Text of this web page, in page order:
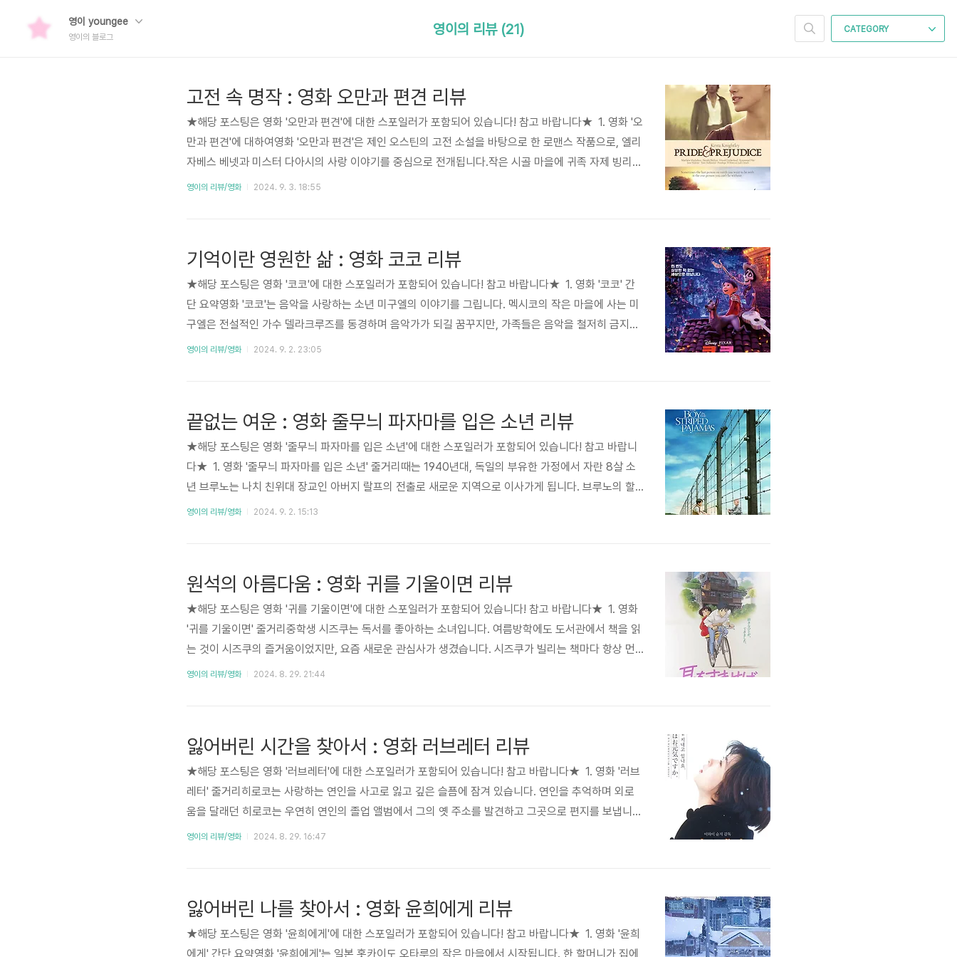
영이 youngee
영이의 블로그
CATEGORY
영이의 리뷰 (21)
고전 속 명작 : 영화 오만과 편견 리뷰
★해당 포스팅은 영화 '오만과 편견'에 대한 스포일러가 포함되어 있습니다! 참고 바랍니다★ 1. 영화 '오
만과 편견'에 대하여영화 '오만과 편견'은 제인 오스틴의 고전 소설을 바탕으로 한 로맨스 작품으로, 엘리
자베스 베넷과 미스터 다아시의 사랑 이야기를 중심으로 전개됩니다.작은 시골 마을에 귀족 자제 빙리가
이사 오면서, 다섯 딸을 둔 베넷 가문은 그와의 인연을 기대하게 됩니다. 특히, 무도회에서 베넷 가의 차
영이의 리뷰/영화 2024. 9. 3. 18:55
기억이란 영원한 삶 : 영화 코코 리뷰
★해당 포스팅은 영화 '코코'에 대한 스포일러가 포함되어 있습니다! 참고 바랍니다★ 1. 영화 '코코' 간
단 요약영화 '코코'는 음악을 사랑하는 소년 미구엘의 이야기를 그립니다. 멕시코의 작은 마을에 사는 미
구엘은 전설적인 가수 델라크루즈를 동경하며 음악가가 되길 꿈꾸지만, 가족들은 음악을 철저히 금지하
고 있습니다. 그 이유는 고조할아버지가 음악을 위해 가족을 떠난 이후 소식이 끊겼기 때문입니다.죽은
안에 ..
영이의 리뷰/영화 2024. 9. 2. 23:05
끝없는 여운 : 영화 줄무늬 파자마를 입은 소년 리뷰
★해당 포스팅은 영화 '줄무늬 파자마를 입은 소년'에 대한 스포일러가 포함되어 있습니다! 참고 바랍니
다★ 1. 영화 '줄무늬 파자마를 입은 소년' 줄거리때는 1940년대, 독일의 부유한 가정에서 자란 8살 소
년 브루노는 나치 친위대 장교인 아버지 랄프의 전출로 새로운 지역으로 이사가게 됩니다. 브루노의 할
머니는 그들을 만류하지만, 아버지 랄프는 임무를 우선시하며 폴란드의 한 수용소 소장으로 부임합니다.
고 생각..
영이의 리뷰/영화 2024. 9. 2. 15:13
원석의 아름다움 : 영화 귀를 기울이면 리뷰
★해당 포스팅은 영화 '귀를 기울이면'에 대한 스포일러가 포함되어 있습니다! 참고 바랍니다★ 1. 영화
'귀를 기울이면' 줄거리중학생 시즈쿠는 독서를 좋아하는 소녀입니다. 여름방학에도 도서관에서 책을 읽
는 것이 시즈쿠의 즐거움이었지만, 요즘 새로운 관심사가 생겼습니다. 시즈쿠가 빌리는 책마다 항상 먼
저 읽는 사람, '아마사와 세이지' 그의 정체가 궁금해졌습니다.어느 날, 친구 유코와 도서관에 가던 중 'Ta
영이의 리뷰/영화 2024. 8. 29. 21:44
잃어버린 시간을 찾아서 : 영화 러브레터 리뷰
★해당 포스팅은 영화 '러브레터'에 대한 스포일러가 포함되어 있습니다! 참고 바랍니다★ 1. 영화 '러브
레터' 줄거리히로코는 사랑하는 연인을 사고로 잃고 깊은 슬픔에 잠겨 있습니다. 연인을 추억하며 외로
움을 달래던 히로코는 우연히 연인의 졸업 앨범에서 그의 옛 주소를 발견하고 그곳으로 편지를 보냅니
다. 하지만 그 편지는 연인과 이름이 같았던 '여성' 후지이 이츠키에게 도착하게 됩니다. 답장을 기대하지
츠키라는 것을..
영이의 리뷰/영화 2024. 8. 29. 16:47
잃어버린 나를 찾아서 : 영화 윤희에게 리뷰
★해당 포스팅은 영화 '윤희에게'에 대한 스포일러가 포함되어 있습니다! 참고 바랍니다★ 1. 영화 '윤희
에게' 간단 요약영화 '윤희에게'는 일본 홋카이도 오타루의 작은 마을에서 시작됩니다. 한 할머니가 집에